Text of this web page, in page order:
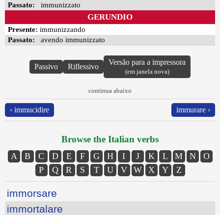
Passato: immunizzato
GERUNDIO
Presente: immunizzando
Passato: avendo immunizzato
Passivo Riflessivo
Versão para a impressora
(em janela nova)
continua abaixo
‹ immucidire immurare ›
Browse the Italian verbs
A B C D E F G H I J K L M N
O
P
Q R S T U V W X Y Z
immorsare
immortalare